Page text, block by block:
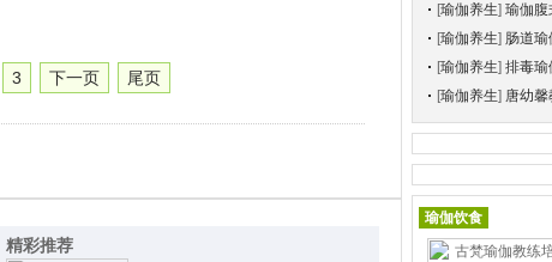
3 下一页 尾页
精彩推荐
[瑜伽养生] 瑜伽腹
[瑜伽养生] 肠道
[瑜伽养生] 排毒瑜
[瑜伽养生] 唐幼
瑜伽饮食